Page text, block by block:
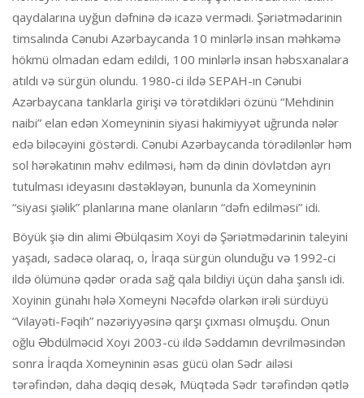
qaydalarına uyğun dəfninə də icazə vermədi. Şəriətmədarinin
timsalında Cənubi Azərbaycanda 10 minlərlə insan məhkəmə
hökmü olmadan edam edildi, 100 minlərlə insan həbsxanalara
atıldı və sürgün olundu. 1980-ci ildə SEPAH-ın Cənubi
Azərbaycana tanklarla girişi və törətdikləri özünü “Mehdinin
naibi” elan edən Xomeyninin siyasi hakimiyyət uğrunda nələr
edə biləcəyini göstərdi. Cənubi Azərbaycanda törədilənlər həm
sol hərəkatının məhv edilməsi, həm də dinin dövlətdən ayrı
tutulması ideyasını dəstəkləyən, bununla da Xomeyninin
“siyasi şiəlik” planlarına mane olanların “dəfn edilməsi” idi.
Böyük şiə din alimi Əbülqasim Xoyi də Şəriətmədarinin taleyini
yaşadı, sadəcə olaraq, o, İraqa sürgün olunduğu və 1992-ci
ildə ölümünə qədər orada sağ qala bildiyi üçün daha şanslı idi.
Xoyinin günahı hələ Xomeyni Nəcəfdə olarkən irəli sürdüyü
“Vilayəti-Fəqih” nəzəriyyəsinə qarşı çıxması olmuşdu. Onun
oğlu Əbdülməcid Xoyi 2003-cü ildə Səddamın devrilməsindən
sonra İraqda Xomeyninin əsas gücü olan Sədr ailəsi
tərəfindən, daha dəqiq desək, Müqtəda Sədr tərəfindən qətlə